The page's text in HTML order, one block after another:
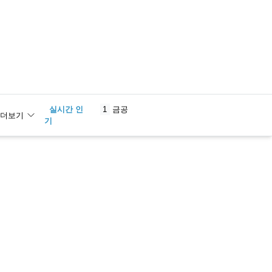
더보기
실시간 인
기
금공